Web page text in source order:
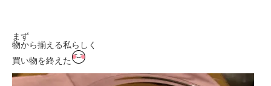
まず
物から揃える私らしく
買い物を終えた